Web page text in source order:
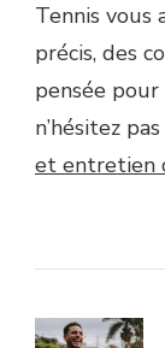
Tennis vous
précis, des
pensée
n’hésitez
et entretien